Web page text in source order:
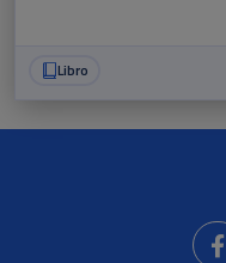
Libro